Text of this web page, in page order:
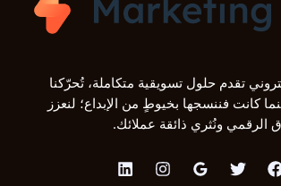
تقدم حلول تسويقية متكاملة، تُحرّكنا
كانت فننسجها بخيوطٍ من الإبداع؛ لنعزز
ونُثري ذائقة عملائك.